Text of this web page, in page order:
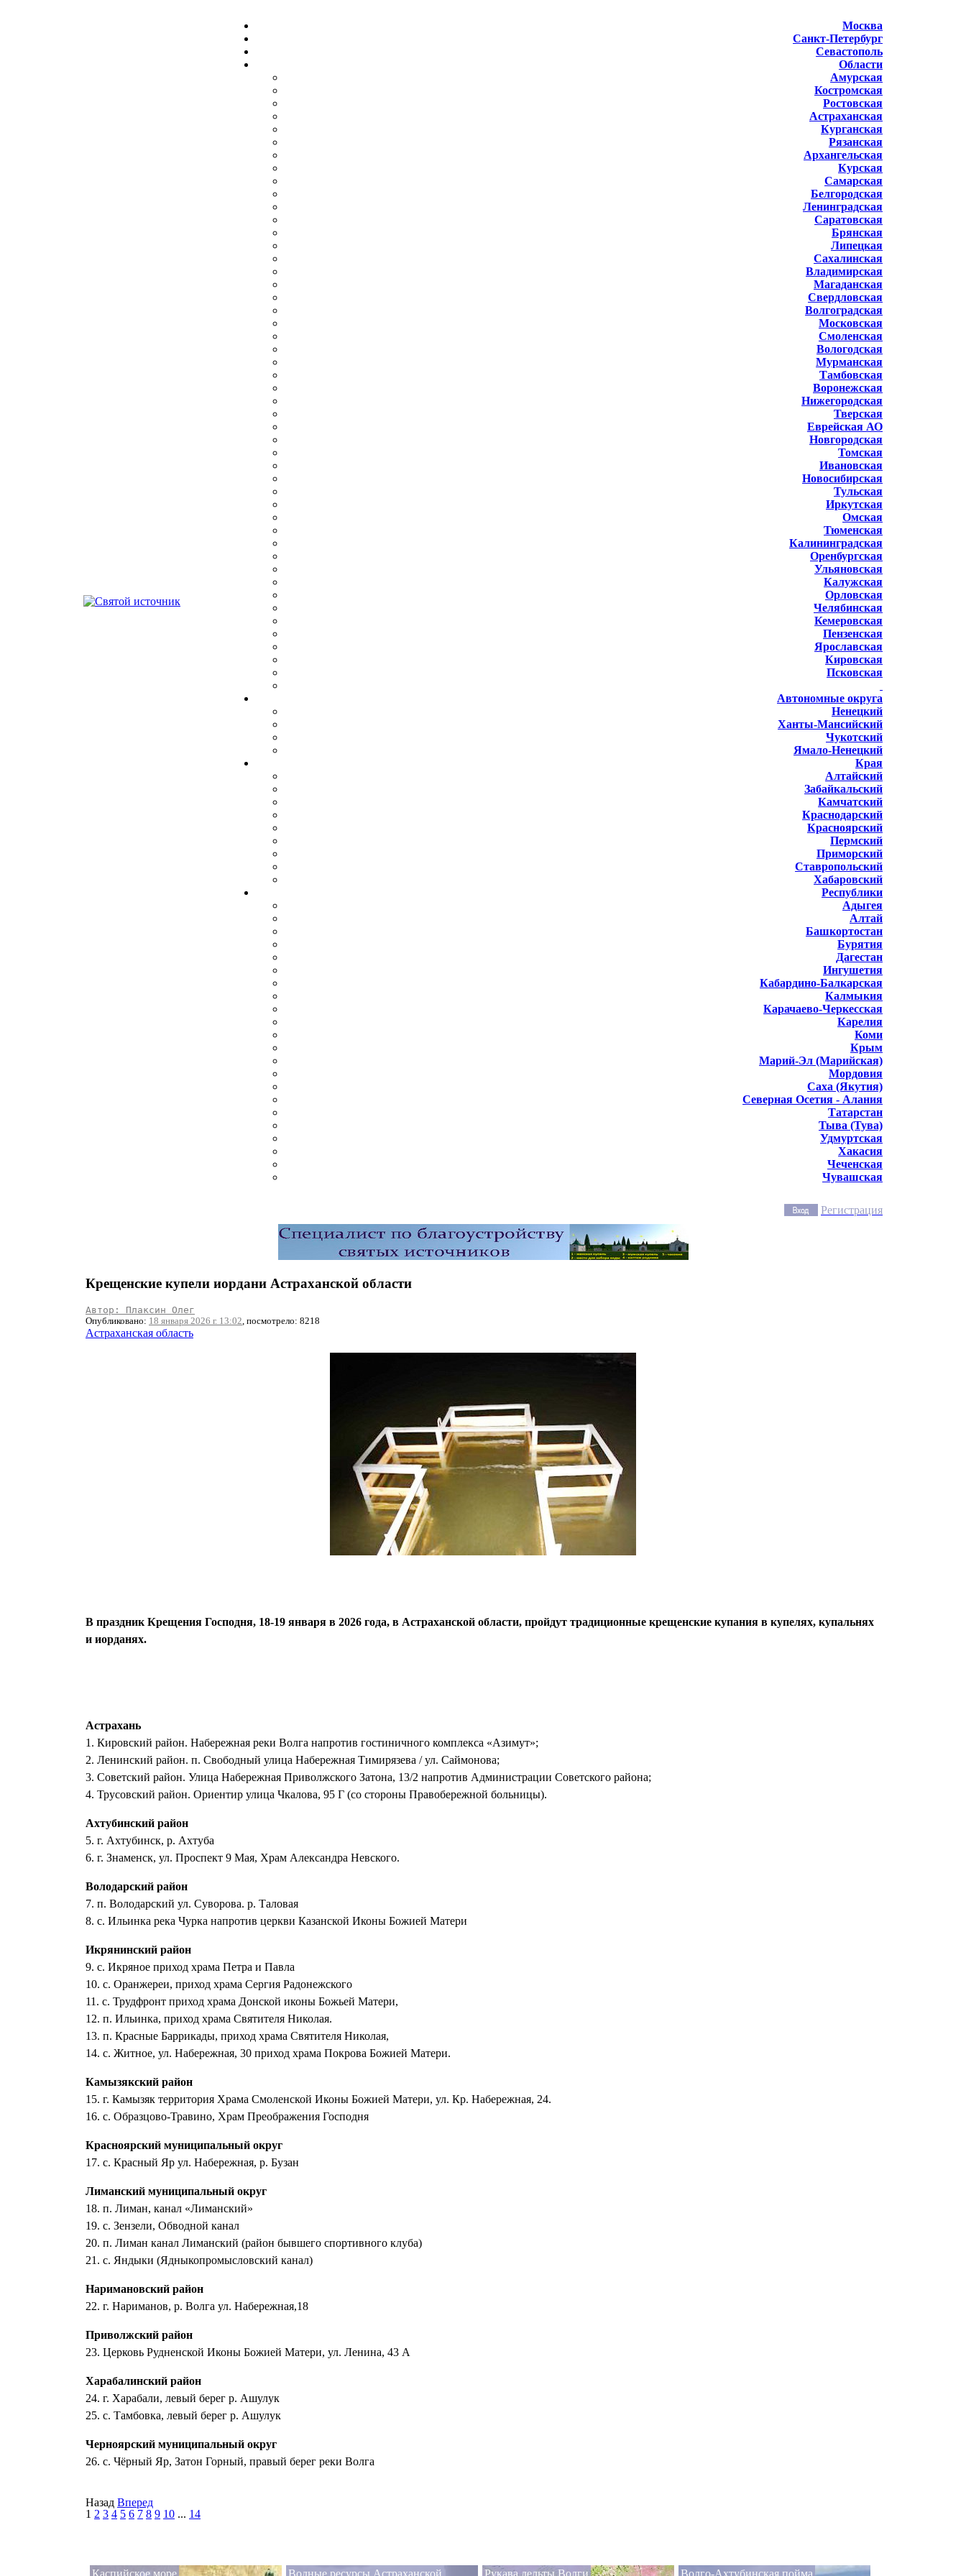
Москва
Санкт-Петербург
Севастополь
Области
Амурская
Костромская
Ростовская
Астраханская
Курганская
Рязанская
Архангельская
Курская
Самарская
Белгородская
Ленинградская
Саратовская
Брянская
Липецкая
Сахалинская
Владимирская
Магаданская
Свердловская
Волгоградская
Московская
Смоленская
Вологодская
Мурманская
Тамбовская
Воронежская
Нижегородская
Тверская
Еврейская АО
Новгородская
Томская
Ивановская
Новосибирская
Тульская
Иркутская
Омская
Тюменская
Калининградская
Оренбургская
Ульяновская
Калужская
Орловская
Челябинская
Кемеровская
Пензенская
Ярославская
Кировская
Псковская
Автономные округа
Ненецкий
Ханты-Мансийский
Чукотский
Ямало-Ненецкий
Края
Алтайский
Забайкальский
Камчатский
Краснодарский
Красноярский
Пермский
Приморский
Ставропольский
Хабаровский
Республики
Адыгея
Алтай
Башкортостан
Бурятия
Дагестан
Ингушетия
Кабардино-Балкарская
Калмыкия
Карачаево-Черкесская
Карелия
Коми
Крым
Марий-Эл (Марийская)
Мордовия
Саха (Якутия)
Северная Осетия - Алания
Татарстан
Тыва (Тува)
Удмуртская
Хакасия
Чеченская
Чувашская
Регистрация
Крещенские купели иордани Астраханской области
Автор: Плаксин Олег
Опубликовано: 18 января 2026 г. 13:02, посмотрело: 8218
Астраханская область
В праздник Крещения Господня, 18-19 января в 2026 года, в Астраханской области, пройдут традиционные крещенские купания в купелях, купальнях
и иорданях.
Астрахань
1. Кировский район. Набережная реки Волга напротив гостиничного комплекса «Азимут»;
2. Ленинский район. п. Свободный улица Набережная Тимирязева / ул. Саймонова;
3. Советский район. Улица Набережная Приволжского Затона, 13/2 напротив Администрации Советского района;
4. Трусовский район. Ориентир улица Чкалова, 95 Г (со стороны Правобережной больницы).
Ахтубинский район
5. г. Ахтубинск, р. Ахтуба
6. г. Знаменск, ул. Проспект 9 Мая, Храм Александра Невского.
Володарский район
7. п. Володарский ул. Суворова. р. Таловая
8. с. Ильинка река Чурка напротив церкви Казанской Иконы Божией Матери
Икрянинский район
9. с. Икряное приход храма Петра и Павла
10. с. Оранжереи, приход храма Сергия Радонежского
11. с. Трудфронт приход храма Донской иконы Божьей Матери,
12. п. Ильинка, приход храма Святителя Николая.
13. п. Красные Баррикады, приход храма Святителя Николая,
14. с. Житное, ул. Набережная, 30 приход храма Покрова Божией Матери.
Камызякский район
15. г. Камызяк территория Храма Смоленской Иконы Божией Матери, ул. Кр. Набережная, 24.
16. с. Образцово-Травино, Храм Преображения Господня
Красноярский муниципальный округ
17. с. Красный Яр ул. Набережная, р. Бузан
Лиманский муниципальный округ
18. п. Лиман, канал «Лиманский»
19. с. Зензели, Обводной канал
20. п. Лиман канал Лиманский (район бывшего спортивного клуба)
21. с. Яндыки (Ядныкопромысловский канал)
Наримановский район
22. г. Нариманов, р. Волга ул. Набережная,18
Приволжский район
23. Церковь Рудненской Иконы Божией Матери, ул. Ленина, 43 А
Харабалинский район
24. г. Харабали, левый берег р. Ашулук
25. с. Тамбовка, левый берег р. Ашулук
Черноярский муниципальный округ
26. с. Чёрный Яр, Затон Горный, правый берег реки Волга
1 2 3 4 5 6 7 8 9 10 ... 14
Назад Вперед